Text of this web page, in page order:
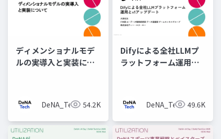
ディメンショナルモデ
ルの実導入と実装につ
DeNA_Tech 54.2K
Difyによる全社LLMプ
ラットフォーム運用と
DeNA_Tech 49.6K